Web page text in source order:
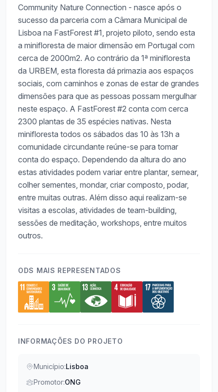
Community Nature Connection - nasce após o
sucesso da parceria com a Câmara Municipal de
Lisboa na FastForest #1, projeto piloto, sendo esta
a minifloresta de maior dimensão em Portugal com
cerca de 2000m2. Ao contrário da 1ª minifloresta
da URBEM, esta floresta dá primazia aos espaços
sociais, com caminhos e zonas de estar de grandes
dimensões para que as pessoas possam mergulhar
neste espaço. A FastForest #2 conta com cerca
2300 plantas de 35 espécies nativas. Nesta
minifloresta todos os sábados das 10 às 13h a
comunidade circundante reúne-se para tomar
conta do espaço. Dependendo da altura do ano
estas atividades podem variar entre plantar, semear,
colher sementes, mondar, criar composto, podar,
entre muitas outras. Além disso aqui realizam-se
visitas a escolas, atividades de team-building,
sessões de meditação, workshops, entre muitos
outros.
ODS MAIS REPRESENTADOS
INFORMAÇÕES DO PROJETO
Município:Lisboa
Promotor:ONG